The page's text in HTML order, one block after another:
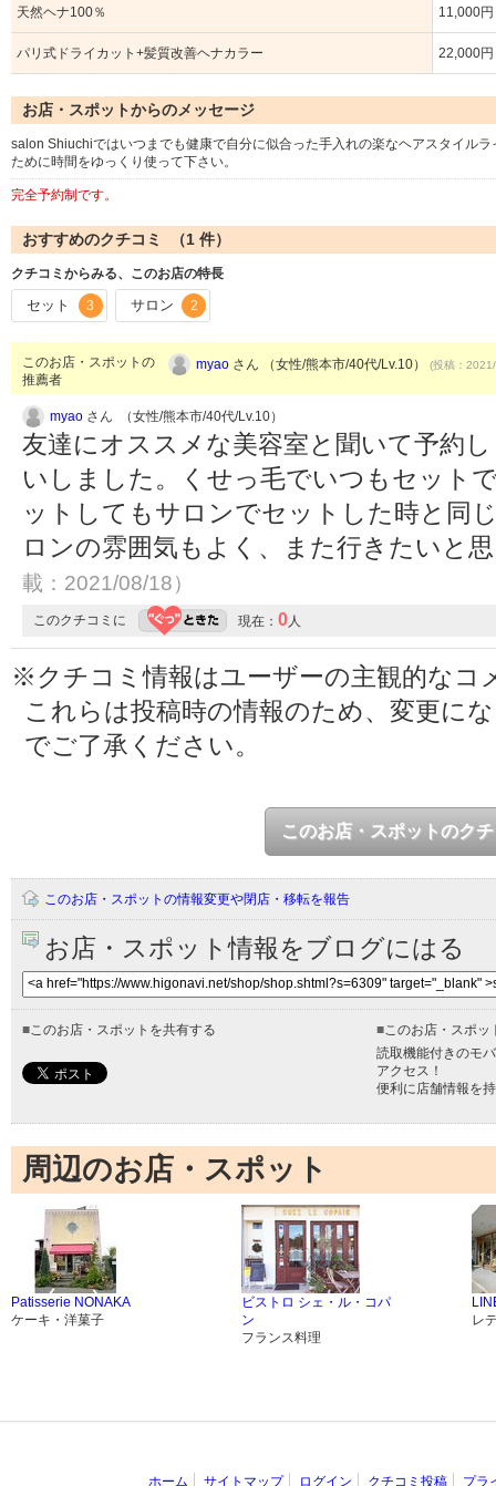
天然ヘナ100％ 11,000
パリ式ドライカット+髪質改善ヘナカラー 22,000円
お店・スポットからのメッセージ
salon Shiuchiではいつまでも健康で自分に似合った手入れの楽なヘアスタイル
ために時間をゆっくり使って下さい。
完全予約制です。
おすすめのクチコミ （1 件）
クチコミからみる、このお店の特長
セット 3 サロン 2
このお店・スポットの
推薦者
myao さん （女性/熊本市/40代/Lv.10） (投稿：
myao さん （女性/熊本市/40代/Lv.10）
友達にオススメな美容室と聞いて予約
いしました。くせっ毛でいつもセット
ットしてもサロンでセットした時と同
ロンの雰囲気もよく、また行きたいと
載：2021/08/18）
このクチコミに 現在： 0 人
※クチコミ情報はユーザーの主観的なコ
これらは投稿時の情報のため、変更に
でご了承ください。
このお店・スポットのク
このお店・スポットの情報変更や閉店・移転を報告
お店・スポット情報をブログにはる
■ このお店・スポットを共有する ■ このお店・スポ
読取機能付きのモ
アクセス！
便利に店舗情報を
周辺のお店・スポット
Patisserie NONAKA
ケーキ・洋菓子
ビストロ シェ・ル・コパ
ン
フランス料理
レ
ホーム サイトマップ ログイン クチコミ投稿 プラ